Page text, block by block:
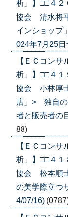
析」】□□４２
協会 清水将
インショップ
024年7月25
【ＥＣコン
析」】□□４１
協会 小林厚
店」> 独自の
者と販売者の
88)
【ＥＣコン
析」】□□４１
協会 松本順
の美学際立つ
4/07/16)